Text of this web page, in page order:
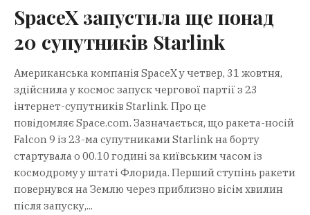
SpaceX запустила ще понад
20 супутників Starlink
Американська компанія SpaceX у четвер, 31 жовтня,
здійснила у космос запуск чергової партії з 23
інтернет-супутників Starlink. Про це
повідомляє Space.com. Зазначається, що ракета-носій
Falcon 9 із 23-ма супутниками Starlink на борту
стартувала о 00.10 годині за київським часом із
космодрому у штаті Флорида. Перший ступінь ракети
повернувся на Землю через приблизно вісім хвилин
після запуску,...